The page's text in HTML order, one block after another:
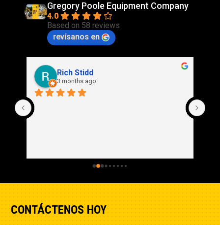
Gregory Poole Equipment Company
4.0
Based on 58 reviews
revísanos en
Rich Stidd
3 months ago
CONTÁCTENOS HOY